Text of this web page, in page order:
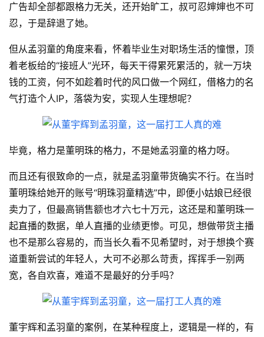
广告却全部都跟格力无关，还开始旷工，叔可忍婶婶也不可
忍，于是辞退了她。
但从孟羽童的角度来看，怀着毕业生对职场生活的憧憬，顶
着老板给的“接班人”光环，每天干得累死累活的，就一万块
钱的工资，何不如趁着时代的风口做一个网红，借格力的名
气打造个人IP，落袋为安，实现人生理想呢？
毕竟，格力是董明珠的格力，不是她孟羽童的格力呀。
而且还有很致命的一点，就是孟羽童带货确实不行。在当时
董明珠给她开的账号“明珠羽童精选”中，即便小姑娘已经很
卖力了，但最高销售额也才六七十万元，这还是和董明珠一
起直播的数据，单人直播的业绩更惨。可见，想做带货主播
也不是那么容易的，而当长久看不见希望时，对于想换个赛
道重新尝试的年轻人，大可不必那么苛责，挥挥手一别两
宽，各自欢喜，难道不是最好的分手吗？
董宇辉和孟羽童的案例，在某种程度上，逻辑是一样的，有